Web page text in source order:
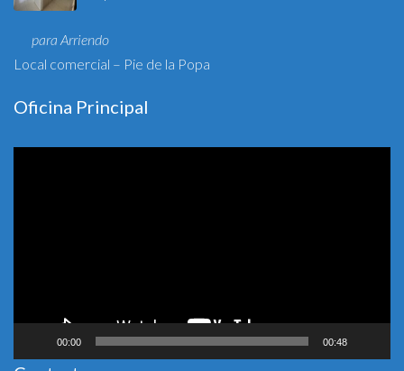
para Arriendo
Local comercial – Pie de la Popa
Oficina Principal
00:00 00:48